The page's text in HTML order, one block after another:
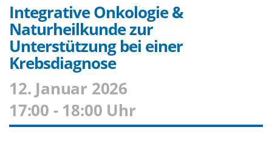
Integrative Onkologie &
Naturheilkunde zur
Unterstützung bei einer
Krebsdiagnose
12. Januar 2026
17:00 - 18:00 Uhr